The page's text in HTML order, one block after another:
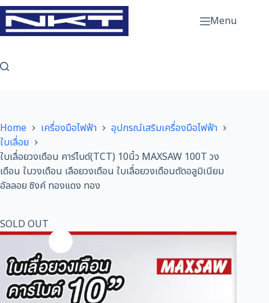
Skip
to
content
Menu
Home เครื่องมือไฟฟ้า
อุปกรณ์เสริมเครื่องมือไฟฟ้า
ใบเลื่อย
ใบเลื่อยวงเดือน คาร์ไบด์(TCT) 10นิ้ว MAXSAW 100T วง
เดือน ใบวงเดือน เลือยวงเดือน ใบเลื่อยวงเดือนตัดอลูมิเนียม
อัลลอย ซิงค์ ทองแดง ทอง
SOLD OUT